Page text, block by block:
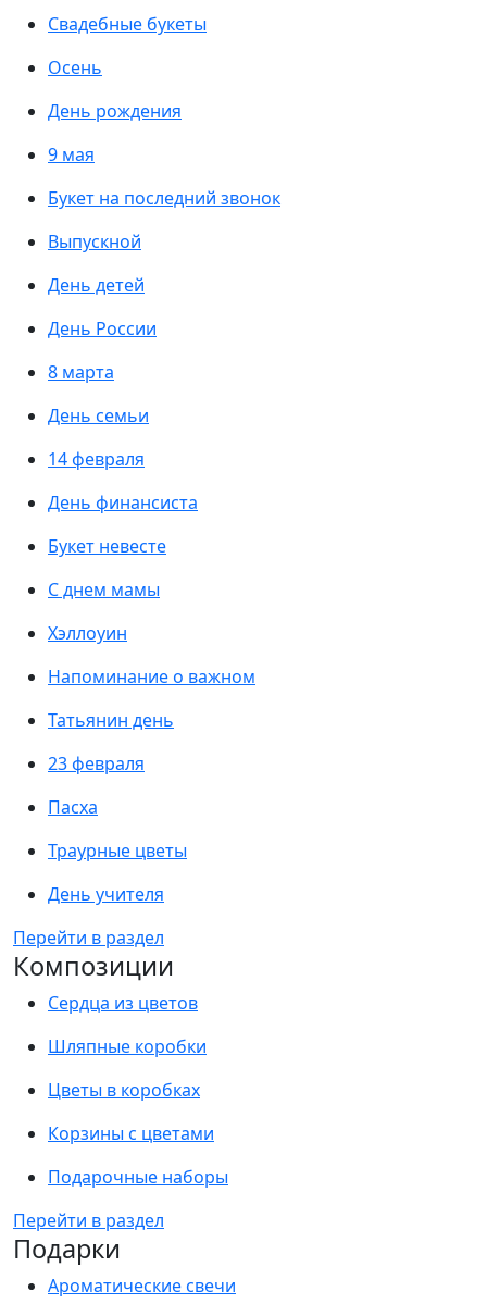
Свадебные букеты
Осень
День рождения
9 мая
Букет на последний звонок
Выпускной
День детей
День России
8 марта
День семьи
14 февраля
День финансиста
Букет невесте
С днем мамы
Хэллоуин
Напоминание о важном
Татьянин день
23 февраля
Пасха
Траурные цветы
День учителя
Перейти в раздел
Композиции
Сердца из цветов
Шляпные коробки
Цветы в коробках
Корзины с цветами
Подарочные наборы
Перейти в раздел
Подарки
Ароматические свечи